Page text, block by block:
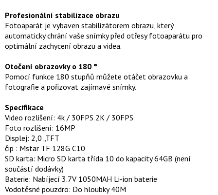
Profesionální stabilizace obrazu
Fotoaparát je vybaven stabilizátorem obrazu, který
automaticky chrání vaše snímky před otřesy fotoaparátu pro
optimální zachycení obrazu a videa.
Otočení obrazovky o 180 °
Pomocí funkce 180 stupňů můžete otáčet obrazovku a
fotografie a pořizovat zajímavé snímky.
Specifikace
Video rozlišení: 4k / 30FPS 2K / 30FPS
Foto rozlišení: 16MP
Displej: 2,0 „TFT
čip : Mstar TF 128G C10
SD karta: Micro SD karta třída 10 do kapacity 64GB (není
součástí dodávky)
Baterie: Nabíjecí 3.7V 1050MAH Li-ion baterie
Vodotěsné pouzdro: Do hloubky 40M